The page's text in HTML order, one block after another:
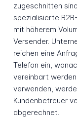
zugeschnitten
spezialisierte
mit höherem
Versender.
reichen eine
Telefon ein,
vereinbart
verwenden,
Kundenbetreuer
abgerechnet.